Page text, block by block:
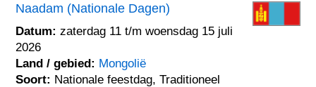
Naadam (Nationale Dagen)
Datum: zaterdag 11 t/m woensdag 15 juli
2026
Land / gebied: Mongolië
Soort: Nationale feestdag, Traditioneel